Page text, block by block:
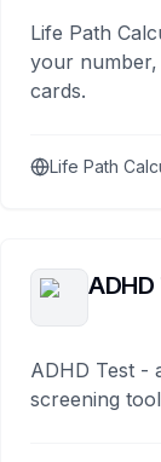
Life Path
your number,
cards.
Life Path
ADHD Test -
screening